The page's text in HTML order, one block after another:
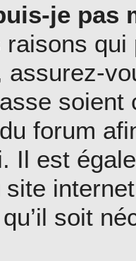
je pas
assurez-
soient
forum
Il est
soit